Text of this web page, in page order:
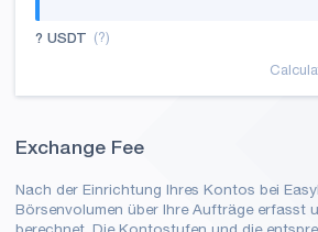
? USDT (?)
Exchange Fee
Nach der Einrichtung Ihres Kontos bei
Börsenvolumen über Ihre Aufträge erfasst